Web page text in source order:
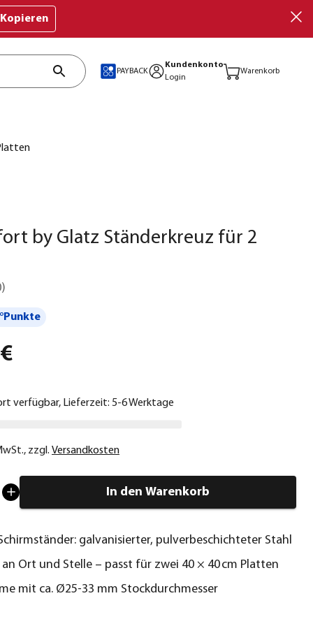
Kopieren
PAYBACK
Kundenkonto
Login
Warenkorb
by Glatz Ständerkreuz für 2
)
verfügbar, Lieferzeit: 5-6 Werktage
, zzgl. Versandkosten
In den Warenkorb
galvanisierter, pulverbeschichteter Stahl
Ort und Stelle – passt für zwei 40 × 40 cm Platten
mit ca. Ø25-33 mm Stockdurchmesser